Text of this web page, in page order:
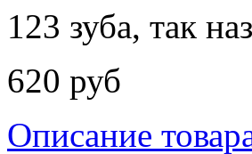
123 зуба, так
620 руб
Описание